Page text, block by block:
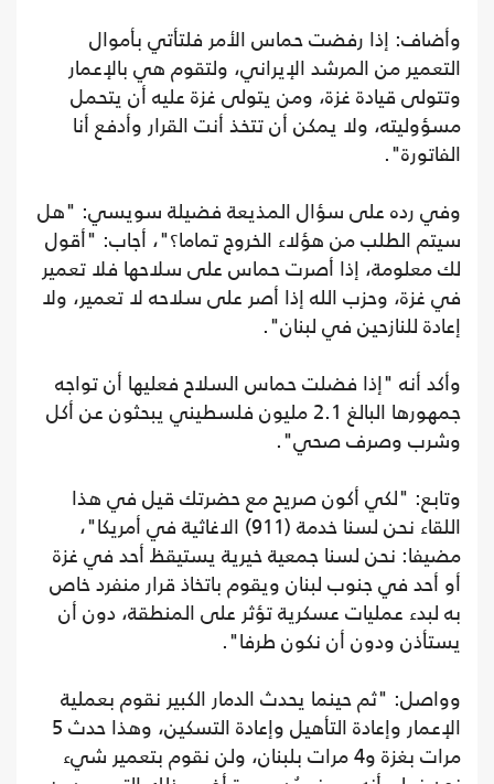
وأضاف: إذا رفضت حماس الأمر فلتأتي بأموال
التعمير من المرشد الإيراني، ولتقوم هي بالإعمار
وتتولى قيادة غزة، ومن يتولى غزة عليه أن يتحمل
مسؤوليته، ولا يمكن أن تتخذ أنت القرار وأدفع أنا
الفاتورة".
وفي رده على سؤال المذيعة فضيلة سويسي: "هل
سيتم الطلب من هؤلاء الخروج تماما؟"، أجاب: "أقول
لك معلومة، إذا أصرت حماس على سلاحها فلا تعمير
في غزة، وحزب الله إذا أصر على سلاحه لا تعمير، ولا
إعادة للنازحين في لبنان".
وأكد أنه "إذا فضلت حماس السلاح فعليها أن تواجه
جمهورها البالغ 2.1 مليون فلسطيني يبحثون عن أكل
وشرب وصرف صحي".
وتابع: "لكي أكون صريح مع حضرتك قيل في هذا
اللقاء نحن لسنا خدمة (911) الاغاثية في أمريكا"،
مضيفا: نحن لسنا جمعية خيرية يستيقظ أحد في غزة
أو أحد في جنوب لبنان ويقوم باتخاذ قرار منفرد خاص
به لبدء عمليات عسكرية تؤثر على المنطقة، دون أن
يستأذن ودون أن نكون طرفا".
وواصل: "ثم حينما يحدث الدمار الكبير نقوم بعملية
الإعمار وإعادة التأهيل وإعادة التسكين، وهذا حدث 5
مرات بغزة و4 مرات بلبنان، ولن نقوم بتعمير شيء